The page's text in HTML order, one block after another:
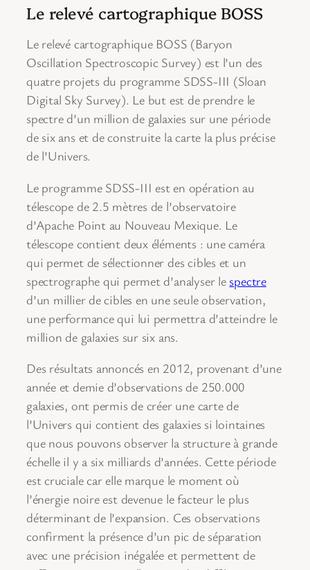
Le relevé cartographique BOSS
Le relevé cartographique BOSS (Baryon
Oscillation Spectroscopic Survey) est l’un des
quatre projets du programme SDSS-III (Sloan
Digital Sky Survey). Le but est de prendre le
spectre d’un million de galaxies sur une période
de six ans et de construite la carte la plus précise
de l’Univers.
Le programme SDSS-III est en opération au
télescope de 2.5 mètres de l’observatoire
d’Apache Point au Nouveau Mexique. Le
télescope contient deux éléments : une caméra
qui permet de sélectionner des cibles et un
spectrographe qui permet d’analyser le spectre
d’un millier de cibles en une seule observation,
une performance qui lui permettra d’atteindre le
million de galaxies sur six ans.
Des résultats annoncés en 2012, provenant d’une
année et demie d’observations de 250.000
galaxies, ont permis de créer une carte de
l’Univers qui contient des galaxies si lointaines
que nous pouvons observer la structure à grande
échelle il y a six milliards d’années. Cette période
est cruciale car elle marque le moment où
l’énergie noire est devenue le facteur le plus
déterminant de l’expansion. Ces observations
confirment la présence d’un pic de séparation
avec une précision inégalée et permettent de